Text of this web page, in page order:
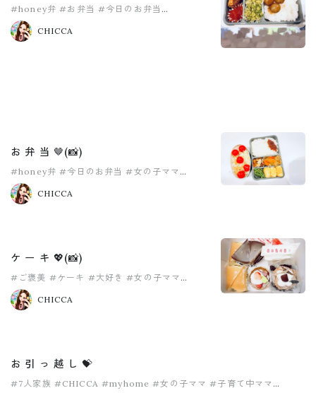
#honey弁 #お弁当 #今日のお弁当
#女の子ママ
CHICCA
お 弁 当 🤎(📸)
#honey弁 #今日のお弁当 #女の子ママ
#嫁反抗期
CHICCA
ケ ー キ 💖(📸)
#ご褒美 #ケーキ #大好き #女の子ママ
#子育て中ママ
CHICCA
お 引 っ 越 し 💝
#7人家族 #CHICCA #myhome #女の子ママ #子育て中ママ